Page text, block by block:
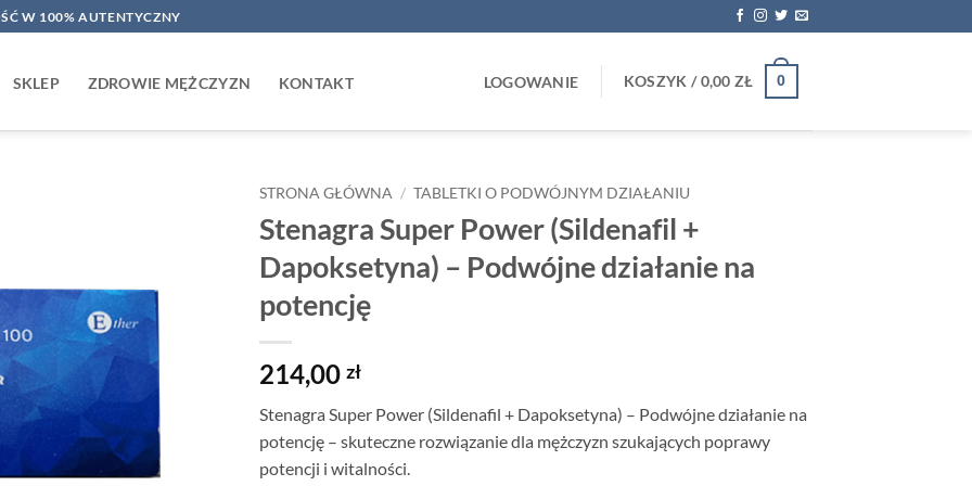
W 100% AUTENTYCZNY
SKLEP ZDROWIE MĘŻCZYZN KONTAKT LOGOWANIE KOSZYK /0,00 ZŁ 0
STRONA GŁÓWNA / TABLETKI O PODWÓJNYM DZIAŁANIU
Stenagra Super Power (Sildenafil +
Dapoksetyna) – Podwójne działanie na
potencję
214,00 zł
Stenagra Super Power (Sildenafil + Dapoksetyna) – Podwójne działanie na
potencję – skuteczne rozwiązanie dla mężczyzn szukających poprawy
potencji i witalności.